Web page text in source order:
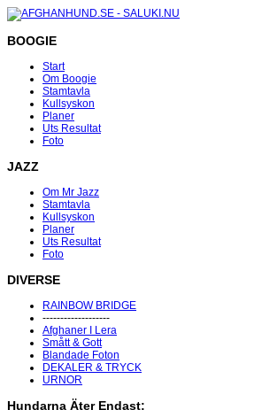
BOOGIE
Start
Om Boogie
Stamtavla
Kullsyskon
Planer
Uts Resultat
Foto
JAZZ
Om Mr Jazz
Stamtavla
Kullsyskon
Planer
Uts Resultat
Foto
DIVERSE
RAINBOW BRIDGE
-------------------
Afghaner I Lera
Smått & Gott
Blandade Foton
DEKALER & TRYCK
URNOR
Hundarna Äter Endast: